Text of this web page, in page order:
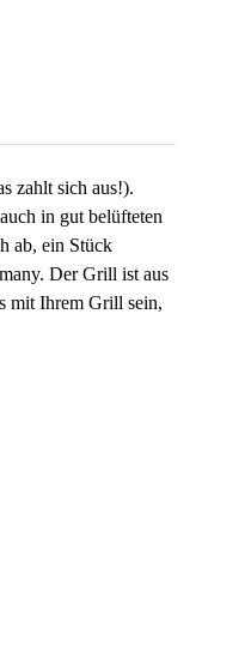
zahlt sich aus!).
in gut belüfteten
ab, ein Stück
Der Grill ist aus
mit Ihrem Grill sein,